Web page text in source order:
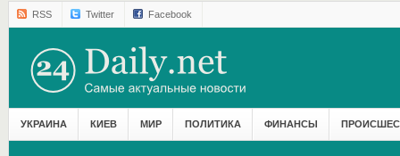
RSS Twitter Facebook
УКРАИНА КИЕВ МИР ПОЛИТИКА ФИНАНСЫ